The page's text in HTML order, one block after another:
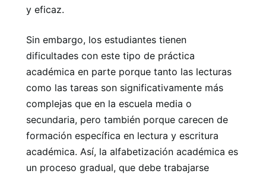
y eficaz.
Sin embargo, los estudiantes tienen
dificultades con este tipo de práctica
académica en parte porque tanto las lecturas
como las tareas son significativamente más
complejas que en la escuela media o
secundaria, pero también porque carecen de
formación específica en lectura y escritura
académica. Así, la alfabetización académica es
un proceso gradual, que debe trabajarse